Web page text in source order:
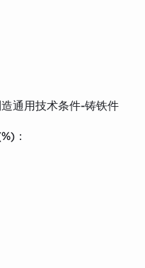
通用技术条件-铸铁件
：